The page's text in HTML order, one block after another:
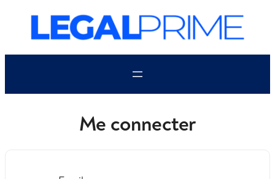
contenu
Me connecter